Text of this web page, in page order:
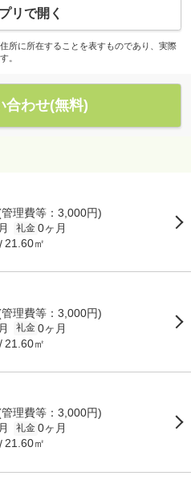
リで開く
所に所在することを表すものであり、実際
。
合わせ(無料)
管理費等：3,000円)
礼金 0ヶ月
21.60㎡
管理費等：3,000円)
礼金 0ヶ月
21.60㎡
管理費等：3,000円)
礼金 0ヶ月
21.60㎡